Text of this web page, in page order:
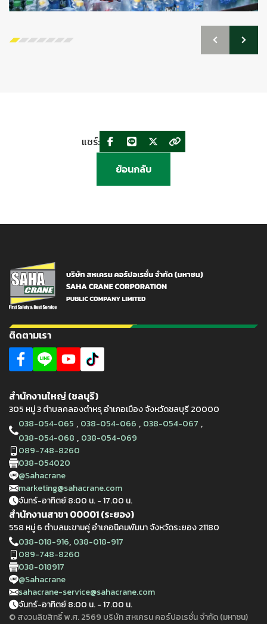
ย้อนกลับ
แชร์:
ติดตามเรา
สำนักงานใหญ่ (ชลบุรี)
305 หมู่ 3 ตำบลคลองตำหรุ อำเภอเมือง จังหวัดชลบุรี 20000
038-054-065 , 038-054-066 , 038-054-067 ,
038-054-068 , 038-054-069
089-748-8260
038-054020
@Sahacrane
marketing@sahacrane.com
จันทร์-อาทิตย์ 8:00 น. - 17.00 น.
สำนักงานสาขา 00001 (ระยอง)
558 หมู่ 6 ตำบลมะขามคู่ อำเภอนิคมพัมนา จังหวัดระยอง 21180
038-018-916, 038-018-917
089-748-8260
038-018917
@Sahacrane
sahacrane-service@sahacrane.com
จันทร์-อาทิตย์ 8:00 น. - 17.00 น.
© สงวนลิขสิทธิ์ พ.ศ. 2569 บริษัท สหเครน คอร์ปอเรชั่น จำกัด (มหาชน)